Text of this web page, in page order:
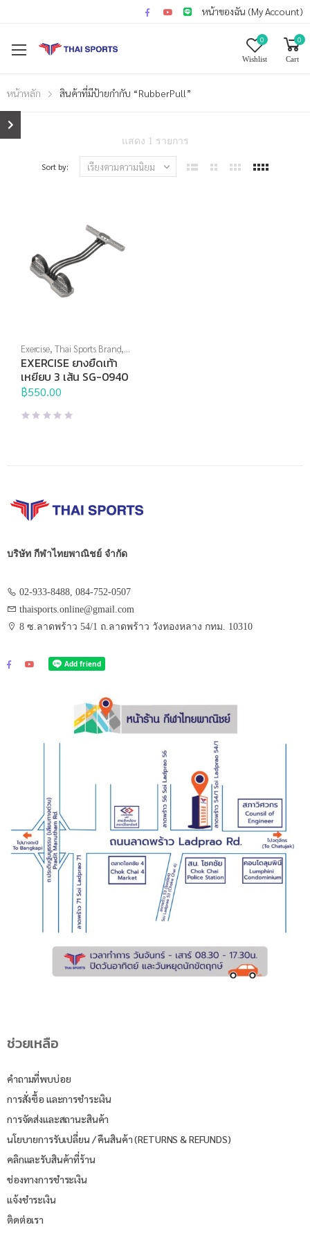
หน้าของฉัน (My Account)
0
Wishlist
0
Cart
หน้าหลัก สินค้าที่มีป้ายกำกับ “RubberPull”
แสดง 1 รายการ
Sort by:
Exercise, Thai Sports Brand,
อุปกรณ์บริหารกาย ,อุปกรณ์ยืด
เหยียด
EXERCISE ยางยืดเท้า
เหยียบ 3 เส้น SG-0940
฿550.00
บริษัท กีฬาไทยพาณิชย์ จำกัด
02-933-8488, 084-752-0507
thaisports.online@gmail.com
8 ซ.ลาดพร้าว 54/1 ถ.ลาดพร้าว วังทองหลาง กทม. 10310
ช่วยเหลือ
คำถามที่พบบ่อย
การสั่งซื้อ และการชำระเงิน
การจัดส่งและสถานะสินค้า
นโยบายการรับเปลี่ยน / คืนสินค้า (RETURNS & REFUNDS)
คลิกและรับสินค้าที่ร้าน
ช่องทางการชำระเงิน
แจ้งชำระเงิน
ติดต่อเรา